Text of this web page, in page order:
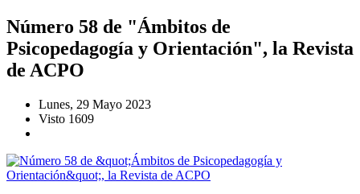
Número 58 de "Ámbitos de
Psicopedagogía y Orientación", la Revista
de ACPO
Lunes, 29 Mayo 2023
Visto 1609